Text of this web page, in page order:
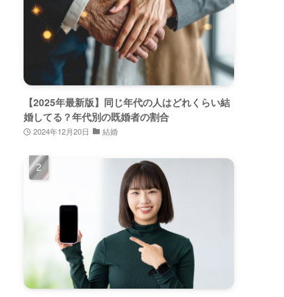
【2025年最新版】同じ年代の人はどれくらい結
婚してる？年代別の既婚者の割合
2024年12月20日 結婚